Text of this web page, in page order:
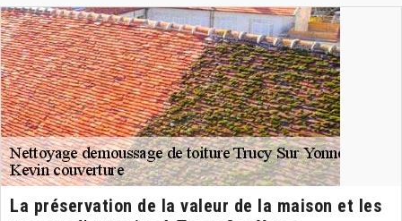
La préservation de la valeur de la maison et les